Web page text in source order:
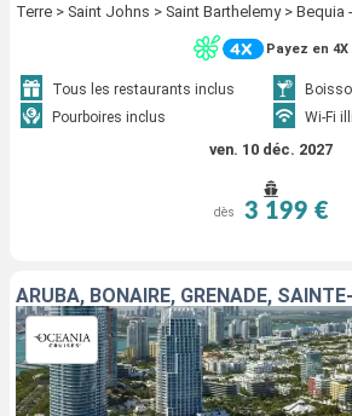
Terre > Saint Johns > Saint Barthelemy > Bequia
Payez en 4X
Tous les restaurants inclus
Pourboires inclus
Wi-Fi
ven. 10 déc. 2027
dès 3 199 €